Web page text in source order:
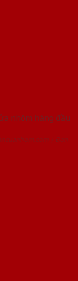
nhôm hàng đầu
| Đơn